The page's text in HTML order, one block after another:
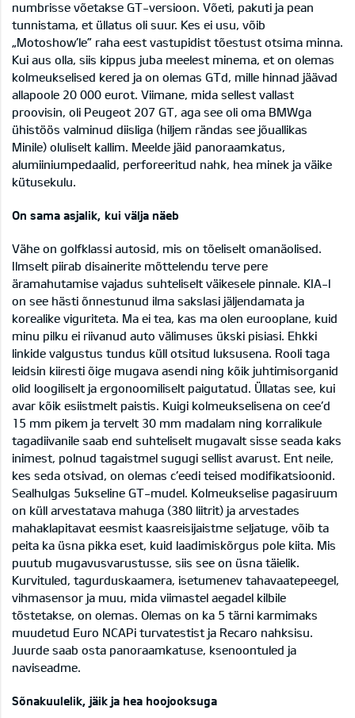
numbrisse võetakse GT-versioon. Võeti, pakuti ja pean
tunnistama, et üllatus oli suur. Kes ei usu, võib
„Motoshow’le” raha eest vastupidist tõestust otsima minna.
Kui aus olla, siis kippus juba meelest minema, et on olemas
kolmeukselised kered ja on olemas GTd, mille hinnad jäävad
allapoole 20 000 eurot. Viimane, mida sellest vallast
proovisin, oli Peugeot 207 GT, aga see oli oma BMWga
ühistöös valminud diisliga (hiljem rändas see jõuallikas
Minile) oluliselt kallim. Meelde jäid panoraamkatus,
alumiiniumpedaalid, perforeeritud nahk, hea minek ja väike
kütusekulu.
On sama asjalik, kui välja näeb
Vähe on golfklassi autosid, mis on tõeliselt omanäolised.
Ilmselt piirab disainerite mõttelendu terve pere
äramahutamise vajadus suhteliselt väikesele pinnale. KIA-l
on see hästi õnnestunud ilma sakslasi jäljendamata ja
korealike viguriteta. Ma ei tea, kas ma olen eurooplane, kuid
minu pilku ei riivanud auto välimuses ükski pisiasi. Ehkki
linkide valgustus tundus küll otsitud luksusena. Rooli taga
leidsin kiiresti õige mugava asendi ning kõik juhtimisorganid
olid loogiliselt ja ergonoomiliselt paigutatud. Üllatas see, kui
avar kõik esiistmelt paistis. Kuigi kolmeukselisena on cee’d
15 mm pikem ja tervelt 30 mm madalam ning korralikule
tagadiivanile saab end suhteliselt mugavalt sisse seada kaks
inimest, polnud tagaistmel sugugi sellist avarust. Ent neile,
kes seda otsivad, on olemas c’eedi teised modifikatsioonid.
Sealhulgas 5ukseline GT-mudel. Kolmeukselise pagasiruum
on küll arvestatava mahuga (380 liitrit) ja arvestades
mahaklapitavat eesmist kaasreisijaistme seljatuge, võib ta
peita ka üsna pikka eset, kuid laadimiskõrgus pole kiita. Mis
puutub mugavusvarustusse, siis see on üsna täielik.
Kurvituled, tagurduskaamera, isetumenev tahavaatepeegel,
vihmasensor ja muu, mida viimastel aegadel kilbile
tõstetakse, on olemas. Olemas on ka 5 tärni karmimaks
muudetud Euro NCAPi turvatestist ja Recaro nahksisu.
Juurde saab osta panoraamkatuse, ksenoontuled ja
naviseadme.
Sõnakuulelik, jäik ja hea hoojooksuga